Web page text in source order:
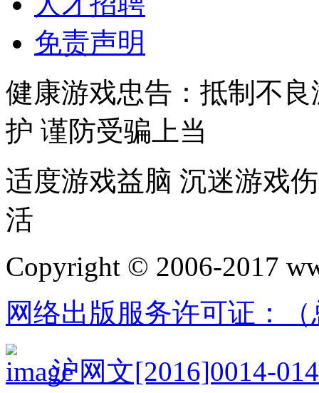
免责声明
健康游戏忠告：抵制不
护 谨防受骗上当
适度游戏益脑 沉迷游戏
活
Copyright © 2006-2017
网络出版服务许可证：
沪网文[2016]0014-014